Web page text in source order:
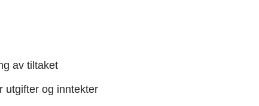
av tiltaket
utgifter og inntekter